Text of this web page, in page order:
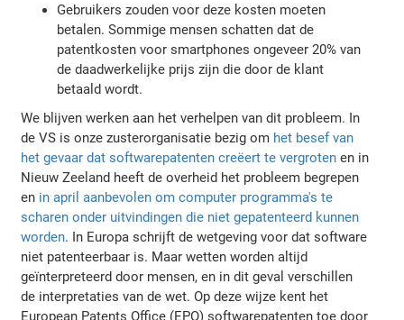
Gebruikers zouden voor deze kosten moeten
betalen. Sommige mensen schatten dat de
patentkosten voor smartphones ongeveer 20% van
de daadwerkelijke prijs zijn die door de klant
betaald wordt.
We blijven werken aan het verhelpen van dit probleem. In
de VS is onze zusterorganisatie bezig om het besef van
het gevaar dat softwarepatenten creëert te vergroten en in
Nieuw Zeeland heeft de overheid het probleem begrepen
en in april aanbevolen om computer programma's te
scharen onder uitvindingen die niet gepatenteerd kunnen
worden. In Europa schrijft de wetgeving voor dat software
niet patenteerbaar is. Maar wetten worden altijd
geïnterpreteerd door mensen, en in dit geval verschillen
de interpretaties van de wet. Op deze wijze kent het
European Patents Office (EPO) softwarepatenten toe door